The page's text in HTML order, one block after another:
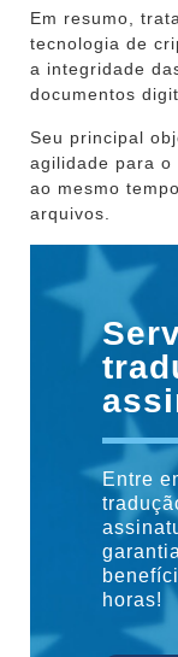
Em resumo,
tecnologia de
a integridade
documentos
Seu principal
agilidade para o
ao mesmo
arquivos.
Entre
horas!